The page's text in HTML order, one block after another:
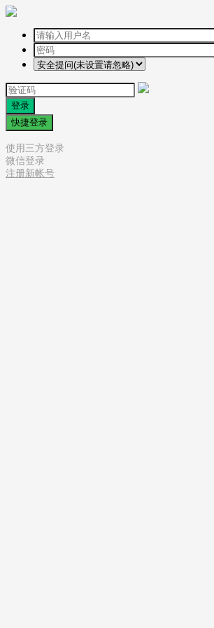
登录
快捷登录
使用三方登录
微信登录
注册新帐号